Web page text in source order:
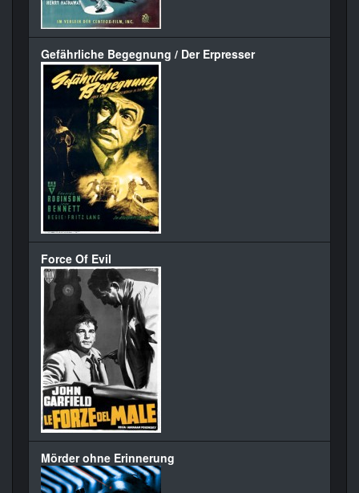
Gefährliche Begegnung / Der Erpresser
Force Of Evil
Mörder ohne Erinnerung